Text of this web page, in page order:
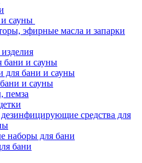
сауны
эфирные масла и запарки
бани и сауны
для бани и сауны
и сауны
пемза
средства для
наборы для бани
бани